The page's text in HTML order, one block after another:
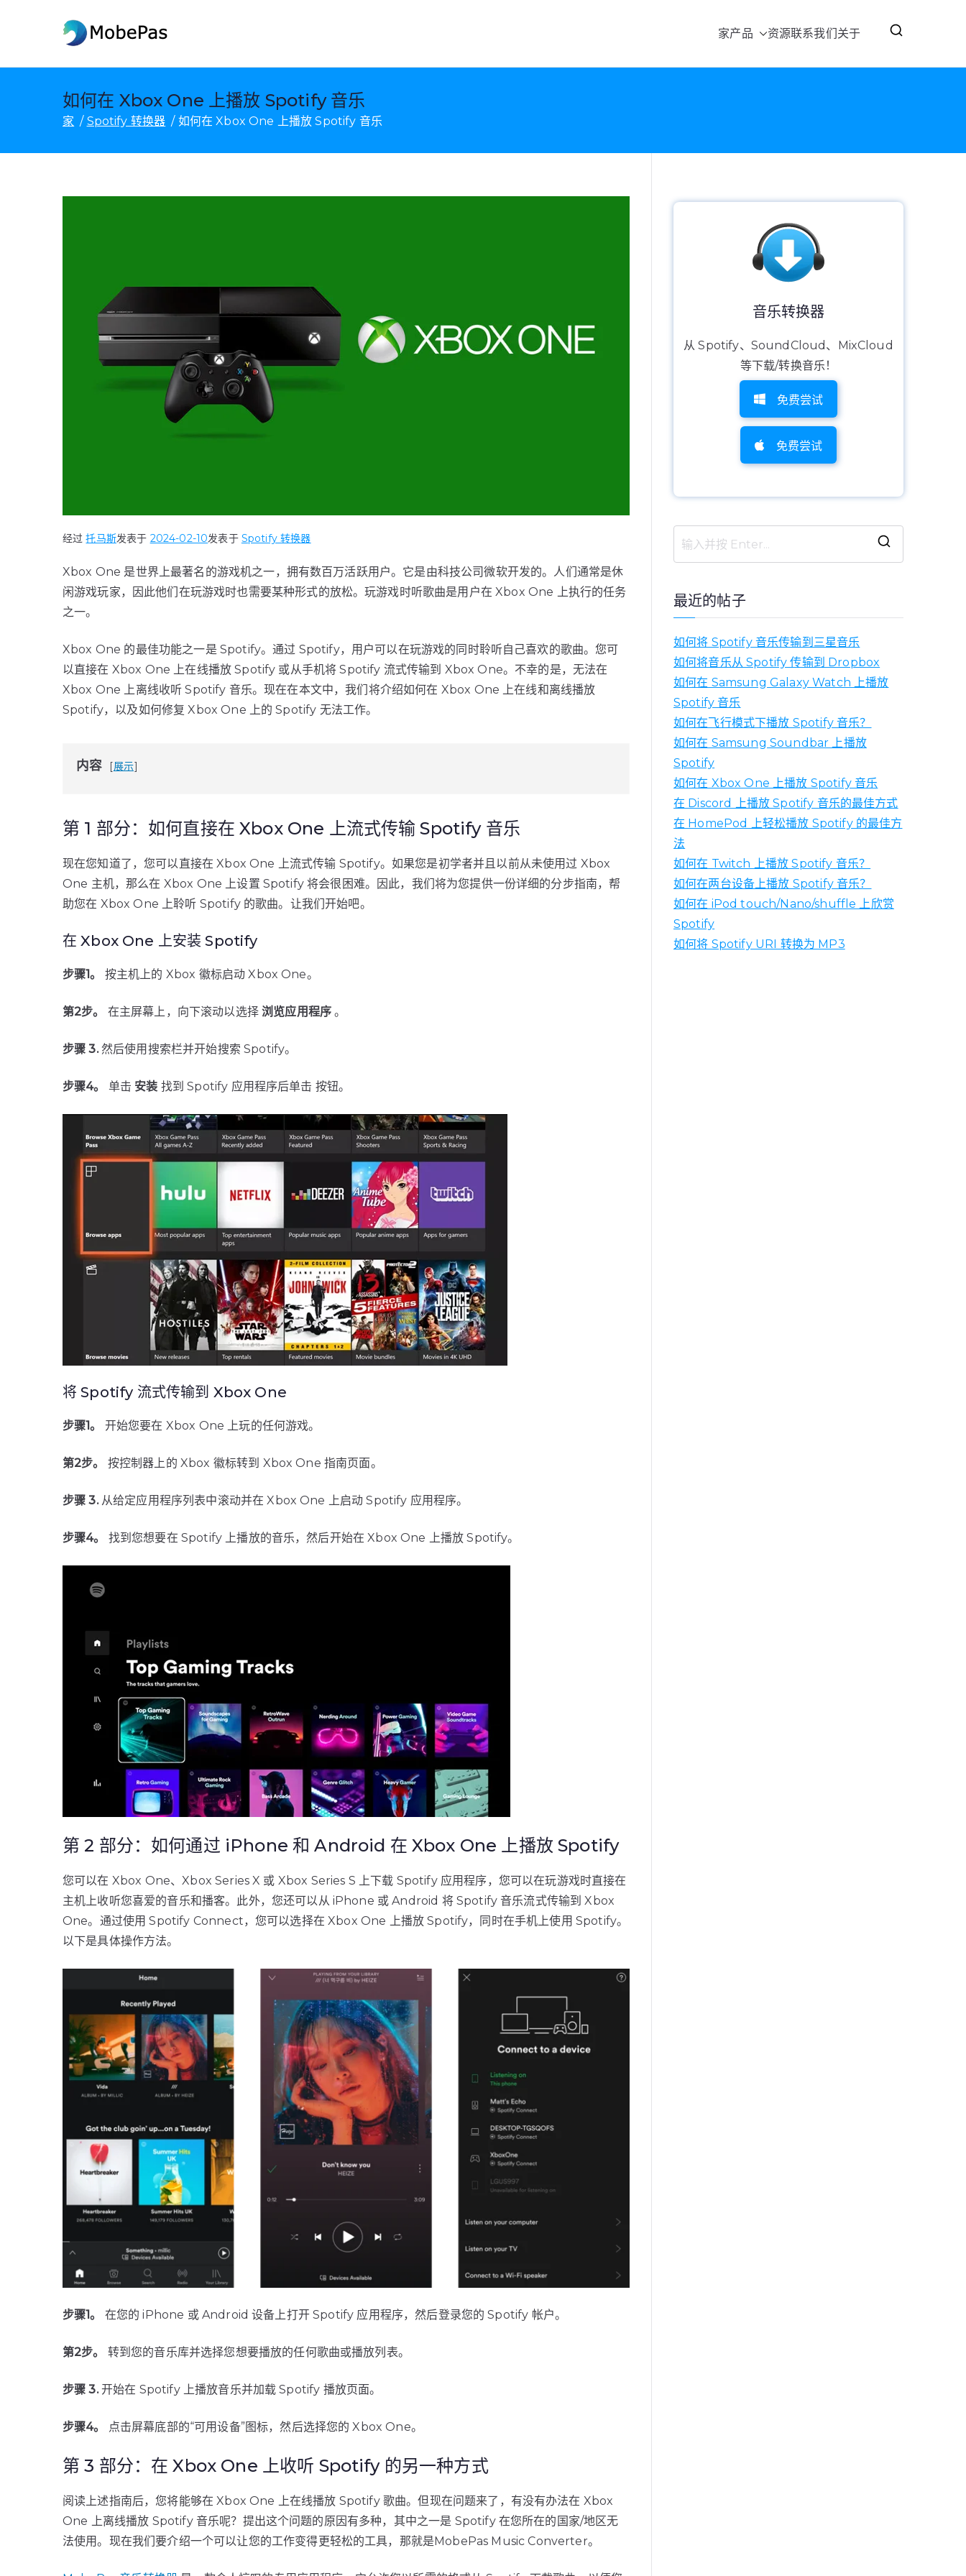
容
家产品 资源联系我们关于
如何在 Xbox One 上播放 Spotify 音乐
家 Spotify 转换器 如何在 Xbox One 上播放 Spotify 音乐
经过托马斯发表于 2024-02-10发表于 Spotify 转换器
Xbox One 是世界上最著名的游戏机之一，拥有数百万活跃用户。它是由科技公司微软开发的。人们通常是休
闲游戏玩家，因此他们在玩游戏时也需要某种形式的放松。玩游戏时听歌曲是用户在 Xbox One 上执行的任务
之一。
Xbox One 的最佳功能之一是 Spotify。通过 Spotify，用户可以在玩游戏的同时聆听自己喜欢的歌曲。您可
以直接在 Xbox One 上在线播放 Spotify 或从手机将 Spotify 流式传输到 Xbox One。不幸的是，无法在
Xbox One 上离线收听 Spotify 音乐。现在在本文中，我们将介绍如何在 Xbox One 上在线和离线播放
Spotify，以及如何修复 Xbox One 上的 Spotify 无法工作。
内容 展示
第 1 部分：如何直接在 Xbox One 上流式传输 Spotify 音乐
现在您知道了，您可以直接在 Xbox One 上流式传输 Spotify。如果您是初学者并且以前从未使用过 Xbox
One 主机，那么在 Xbox One 上设置 Spotify 将会很困难。因此，我们将为您提供一份详细的分步指南，帮
助您在 Xbox One 上聆听 Spotify 的歌曲。让我们开始吧。
在 Xbox One 上安装 Spotify
步骤1。 按主机上的 Xbox 徽标启动 Xbox One。
第2步。 在主屏幕上，向下滚动以选择浏览应用程序 。
步骤 3.然后使用搜索栏并开始搜索 Spotify。
步骤4。 单击 安装 找到 Spotify 应用程序后单击 按钮。
将 Spotify 流式传输到 Xbox One
步骤1。 开始您要在 Xbox One 上玩的任何游戏。
第2步。 按控制器上的 Xbox 徽标转到 Xbox One 指南页面。
步骤 3.从给定应用程序列表中滚动并在 Xbox One 上启动 Spotify 应用程序。
步骤4。 找到您想要在 Spotify 上播放的音乐，然后开始在 Xbox One 上播放 Spotify。
第 2 部分：如何通过 iPhone 和 Android 在 Xbox One 上播放 Spotify
您可以在 Xbox One、Xbox Series X 或 Xbox Series S 上下载 Spotify 应用程序，您可以在玩游戏时直接在
主机上收听您喜爱的音乐和播客。此外，您还可以从 iPhone 或 Android 将 Spotify 音乐流式传输到 Xbox
One。通过使用 Spotify Connect，您可以选择在 Xbox One 上播放 Spotify，同时在手机上使用 Spotify。
以下是具体操作方法。
步骤1。 在您的 iPhone 或 Android 设备上打开 Spotify 应用程序，然后登录您的 Spotify 帐户。
第2步。 转到您的音乐库并选择您想要播放的任何歌曲或播放列表。
步骤 3.开始在 Spotify 上播放音乐并加载 Spotify 播放页面。
步骤4。 点击屏幕底部的“可用设备”图标，然后选择您的 Xbox One。
第 3 部分：在 Xbox One 上收听 Spotify 的另一种方式
阅读上述指南后，您将能够在 Xbox One 上在线播放 Spotify 歌曲。但现在问题来了，有没有办法在 Xbox
One 上离线播放 Spotify 音乐呢？提出这个问题的原因有多种，其中之一是 Spotify 在您所在的国家/地区无
法使用。现在我们要介绍一个可以让您的工作变得更轻松的工具，那就是MobePas Music Converter。
音乐转换器
从 Spotify、SoundCloud、MixCloud
等下载/转换音乐！
免费尝试
免费尝试
最近的帖子
如何将 Spotify 音乐传输到三星音乐
如何将音乐从 Spotify 传输到 Dropbox
如何在 Samsung Galaxy Watch 上播放
Spotify 音乐
如何在飞行模式下播放 Spotify 音乐？
如何在 Samsung Soundbar 上播放
Spotify
如何在 Xbox One 上播放 Spotify 音乐
在 Discord 上播放 Spotify 音乐的最佳方式
在 HomePod 上轻松播放 Spotify 的最佳方
法
如何在 Twitch 上播放 Spotify 音乐？
如何在两台设备上播放 Spotify 音乐？
如何在 iPod touch/Nano/shuffle 上欣赏
Spotify
如何将 Spotify URI 转换为 MP3